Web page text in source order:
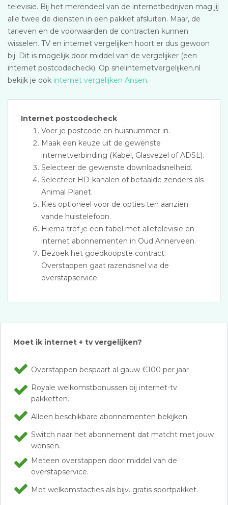
televisie. Bij het merendeel van de internetbedrijven mag jij
alle twee de diensten in een pakket afsluiten. Maar, de
tarieven en de voorwaarden de contracten kunnen
wisselen. TV en internet vergelijken hoort er dus gewoon
bij. Dit is mogelijk door middel van de vergelijker (een
internet postcodecheck). Op snelinternetvergelijken.nl
bekijk je ook internet vergelijken Ansen.
Internet postcodecheck
Voer je postcode en huisnummer in.
Maak een keuze uit de gewenste
internetverbinding (Kabel, Glasvezel of ADSL).
Selecteer de gewenste downloadsnelheid.
Selecteer HD-kanalen of betaalde zenders als
Animal Planet.
Kies optioneel voor de opties ten aanzien
vande huistelefoon.
Hierna tref je een tabel met alletelevisie en
internet abonnementen in Oud Annerveen.
Bezoek het goedkoopste contract.
Overstappen gaat razendsnel via de
overstapservice.
Moet ik internet + tv vergelijken?
Overstappen bespaart al gauw €100 per jaar
Royale welkomstbonussen bij internet-tv
pakketten.
Alleen beschikbare abonnementen bekijken.
Switch naar het abonnement dat matcht met jouw
wensen.
Meteen overstappen door middel van de
overstapservice.
Met welkomstacties als bijv. gratis sportpakket.